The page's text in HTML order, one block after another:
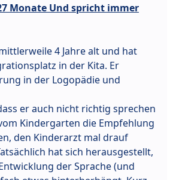
Monate Und spricht immer
4 Jahre alt und hat
in der Kita. Er
in der Logopädie und
er auch nicht richtig sprechen
Kindergarten die Empfehlung
den Kinderarzt mal drauf
hat sich herausgestellt,
der Sprache (und